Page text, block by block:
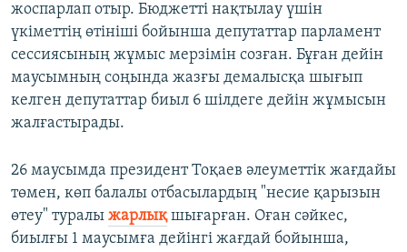
жоспарлап отыр. Бюджетті нақтылау үшін
үкіметтің өтініші бойынша депутаттар парламент
сессиясының жұмыс мерзімін созған. Бұған дейін
маусымның соңында жазғы демалысқа шығып
келген депутаттар биыл 6 шілдеге дейін жұмысын
жалғастырады.
26 маусымда президент Тоқаев әлеуметтік жағдайы
төмен, көп балалы отбасылардың "несие қарызын
өтеу" туралы жарлықшығарған. Оған сәйкес,
биылғы 1 маусымға дейінгі жағдай бойынша,